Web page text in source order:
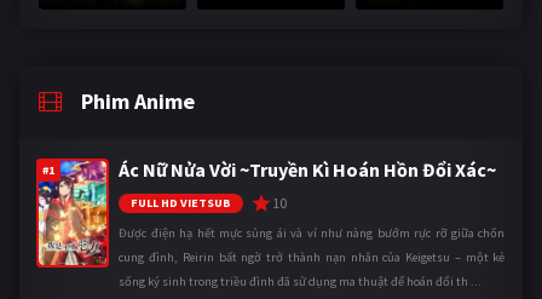
Phim Anime
#1 Ác Nữ Nửa Vời ~Truyền Kì Hoán Hồn Đổi Xác~
FULL HD VIETSUB 10
Được điện hạ hết mực sủng ái và ví như nàng bướm rực rỡ giữa chốn
cung đình, Reirin bất ngờ trở thành nạn nhân của Keigetsu – một kẻ
sống ký sinh trong triều đình đã sử dụng ma thuật để hoán đổi th ...